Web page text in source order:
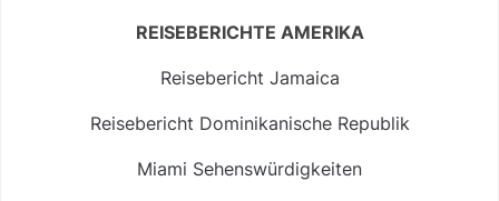
REISEBERICHTE AMERIKA
Reisebericht Jamaica
Reisebericht Dominikanische Republik
Miami Sehenswürdigkeiten